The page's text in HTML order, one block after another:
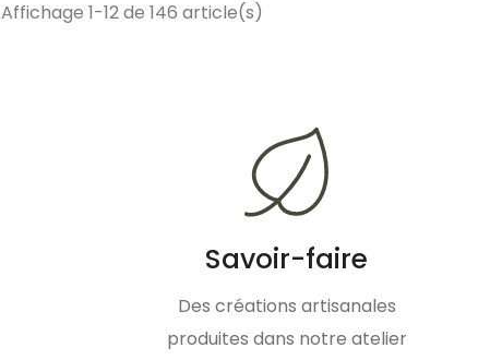
Affichage 1-12 de 146 article(s)
Savoir-faire
Des créations artisanales
produites dans notre atelier